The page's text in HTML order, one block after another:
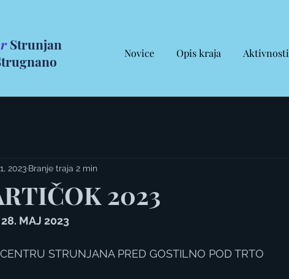
Strunjan
Novice Opis kraja Aktivnosti
2023
2023 Branje traja 2 min
MAJ 2023
STRUNJANA PRED GOSTILNO POD TRTO